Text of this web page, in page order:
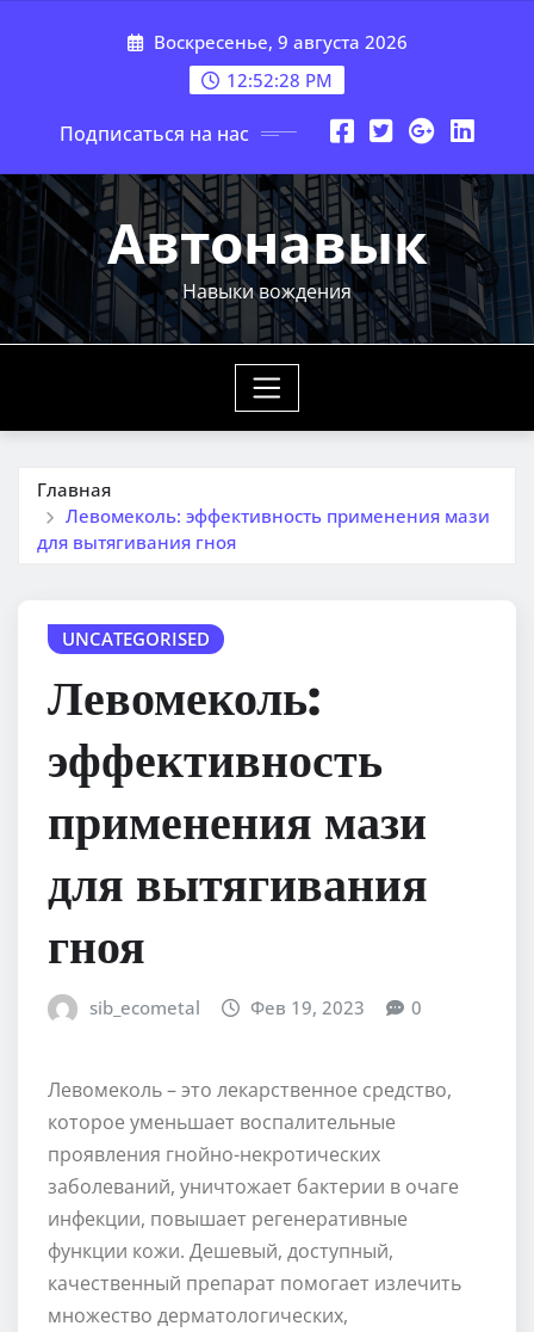
Воскресенье, 9 августа 2026
12:52:29 PM
Подписаться на нас
Автонавык
Навыки вождения
Главная
Левомеколь: эффективность применения мази
для вытягивания гноя
UNCATEGORISED
Левомеколь:
эффективность
применения мази
для вытягивания
гноя
sib_ecometal Фев 19, 2023 0
Левомеколь – это лекарственное средство,
которое уменьшает воспалительные
проявления гнойно-некротических
заболеваний, уничтожает бактерии в очаге
инфекции, повышает регенеративные
функции кожи. Дешевый, доступный,
качественный препарат помогает излечить
множество дерматологических,